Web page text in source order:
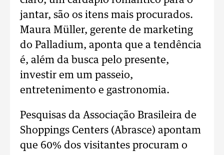
jantar, são os itens mais procurados.
Maura Müller, gerente de marketing
do Palladium, aponta que a tendência
é, além da busca pelo presente,
investir em um passeio,
entretenimento e gastronomia.
Pesquisas da Associação Brasileira de
Shoppings Centers (Abrasce) apontam
que 60% dos visitantes procuram o